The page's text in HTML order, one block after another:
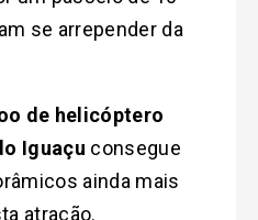
se arrepender da
de helicóptero
Iguaçu consegue
ainda mais
atração.